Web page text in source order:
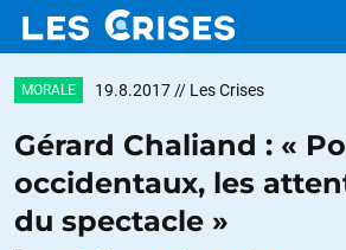
MORALE 19.8.2017 // Les Crises
Gérard Chaliand : «
occidentaux, les
du spectacle »